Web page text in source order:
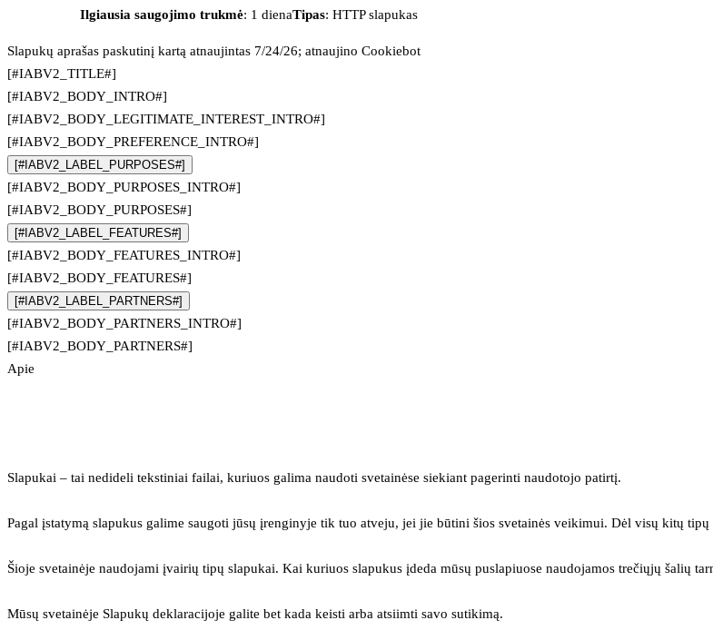
Ilgiausia saugojimo trukmė: 1 dienaTipas: HTTP slapukas
Slapukų aprašas paskutinį kartą atnaujintas 7/24/26; atnaujino Cookiebot
[#IABV2_TITLE#]
[#IABV2_BODY_INTRO#]
[#IABV2_BODY_LEGITIMATE_INTEREST_INTRO#]
[#IABV2_BODY_PREFERENCE_INTRO#]
[#IABV2_LABEL_PURPOSES#]
[#IABV2_BODY_PURPOSES_INTRO#]
[#IABV2_BODY_PURPOSES#]
[#IABV2_LABEL_FEATURES#]
[#IABV2_BODY_FEATURES_INTRO#]
[#IABV2_BODY_FEATURES#]
[#IABV2_LABEL_PARTNERS#]
[#IABV2_BODY_PARTNERS_INTRO#]
[#IABV2_BODY_PARTNERS#]
Apie
Slapukai – tai nedideli tekstiniai failai, kuriuos galima naudoti svetainėse siekiant pagerinti naudotojo patirtį.
Pagal įstatymą slapukus galime saugoti jūsų įrenginyje tik tuo atveju, jei jie būtini šios svetainės veikimui. Dėl visų kitų
Šioje svetainėje naudojami įvairių tipų slapukai. Kai kuriuos slapukus įdeda mūsų puslapiuose naudojamos trečiųjų šalių
Mūsų svetainėje Slapukų deklaracijoje galite bet kada keisti arba atsiimti savo sutikimą.